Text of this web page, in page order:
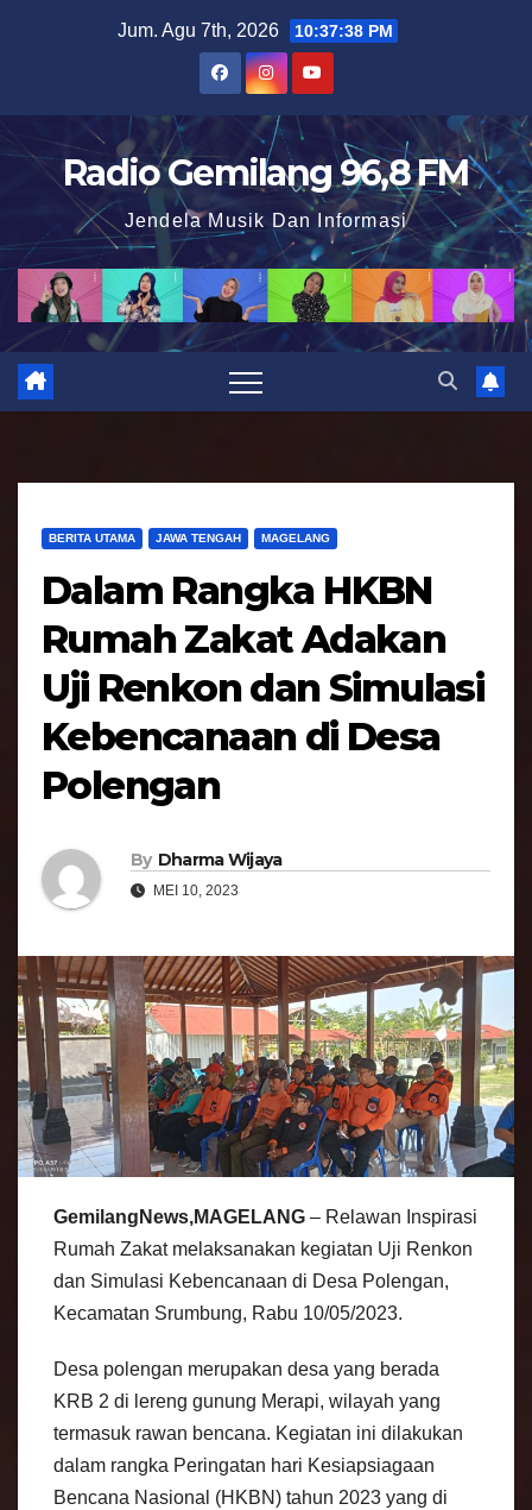
t
o
n
Jum. Agu 7th, 2026 10:37:39 PM
Radio Gemilang 96,8 FM
Jendela Musik Dan Informasi
BERITA UTAMA JAWA TENGAH MAGELANG
Dalam Rangka HKBN
Rumah Zakat Adakan
Uji Renkon dan Simulasi
Kebencanaan di Desa
Polengan
By Dharma Wijaya
MEI 10, 2023
GemilangNews,MAGELANG – Relawan Inspirasi
Rumah Zakat melaksanakan kegiatan Uji Renkon
dan Simulasi Kebencanaan di Desa Polengan,
Kecamatan Srumbung, Rabu 10/05/2023.
Desa polengan merupakan desa yang berada
KRB 2 di lereng gunung Merapi, wilayah yang
termasuk rawan bencana. Kegiatan ini dilakukan
dalam rangka Peringatan hari Kesiapsiagaan
Bencana Nasional (HKBN) tahun 2023 yang di